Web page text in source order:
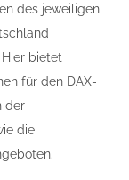
des jeweiligen
bietet
für den DAX-
der
die